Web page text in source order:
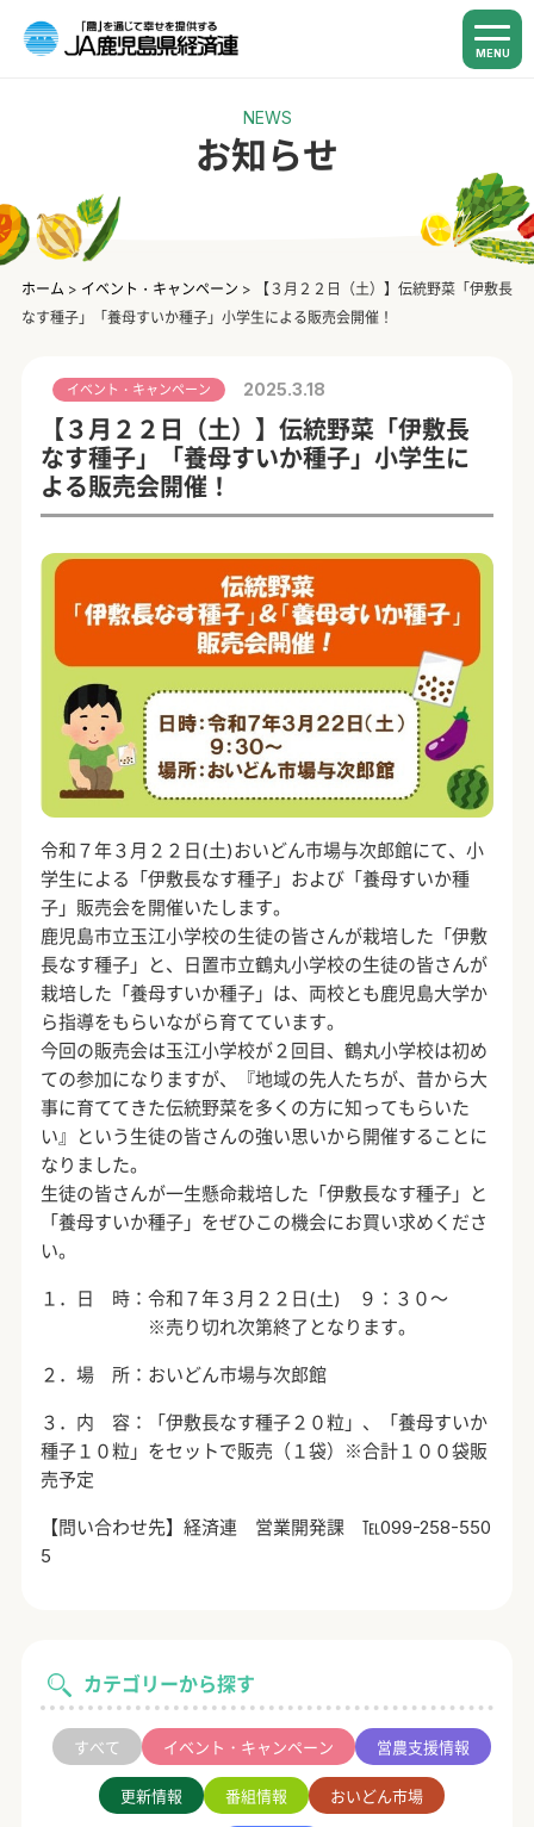
MENU
NEWS
お知らせ
ホーム > イベント・キャンペーン >
【３月２２日（土）】伝統野菜「伊敷長
なす種子」「養母すいか種子」小学生による販売会開催！
カテゴリーから探す
すべて イベント・キャンペーン 営農支援情報
更新情報 番組情報 おいどん市場
イベント・キャンペーン 2025.3.18
【３月２２日（土）】伝統野菜「伊敷長
なす種子」「養母すいか種子」小学生に
よる販売会開催！
令和７年３月２２日(土)おいどん市場与次郎館にて、小
学生による「伊敷長なす種子」および「養母すいか種
子」販売会を開催いたします。
鹿児島市立玉江小学校の生徒の皆さんが栽培した「伊敷
長なす種子」と、日置市立鶴丸小学校の生徒の皆さんが
栽培した「養母すいか種子」は、両校とも鹿児島大学か
ら指導をもらいながら育てています。
今回の販売会は玉江小学校が２回目、鶴丸小学校は初め
ての参加になりますが、『地域の先人たちが、昔から大
事に育ててきた伝統野菜を多くの方に知ってもらいた
い』という生徒の皆さんの強い思いから開催することに
なりました。
生徒の皆さんが一生懸命栽培した「伊敷長なす種子」と
「養母すいか種子」をぜひこの機会にお買い求めくださ
い。
１．日 時：令和７年３月２２日(土) ９：３０～
※売り切れ次第終了となります。
２．場 所：おいどん市場与次郎館
３．内 容：「伊敷長なす種子２０粒」、「養母すいか
種子１０粒」をセットで販売（１袋）※合計１００袋販
売予定
【問い合わせ先】経済連 営業開発課 ℡099-258-550
5